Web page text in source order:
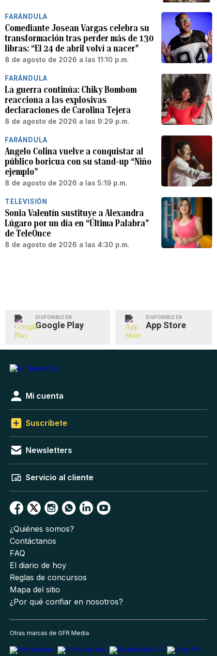
FARÁNDULA
Comediante Josean Vargas celebra su
transformación tras perder más de 130
libras: “El 24 de abril volví a nacer”
8 de agosto de 2026 a las 11:10 p.m.
FARÁNDULA
La guerra continúa: Chiky Bombom
reacciona a las explosivas
declaraciones de Carolina Tejera
8 de agosto de 2026 a las 9:29 p.m.
FARÁNDULA
Angelo Colina vuelve a conquistar al
público boricua con su stand-up “Niño
ejemplo”
8 de agosto de 2026 a las 5:19 p.m.
TELEVISIÓN
Sonia Valentín sustituye a Alexandra
Lúgaro por un día en “Última Palabra”
de TeleOnce
8 de agosto de 2026 a las 4:30 p.m.
DISPONIBLE EN
Google Play
DISPONIBLE EN
App Store
Mi cuenta
Suscríbete
Newsletters
Servicio al cliente
¿Quiénes somos?
Contáctanos
FAQ
El diario de hoy
Reglas de concursos
Mapa del sitio
¿Por qué confiar en nosotros?
Otras marcas de GFR Media